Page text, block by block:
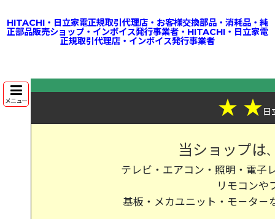
HITACHI・日立家電正規取引代理店・お客様交換部品・消耗品・純
正部品販売ショップ・インボイス発行事業者・HITACHI・日立家電
正規取引代理店・インボイス発行事業者
メニュー ★ ★日
当ショップは
テレビ・エアコン・照明・電子
リモコンや
基板・メカユニット・モ－タ－